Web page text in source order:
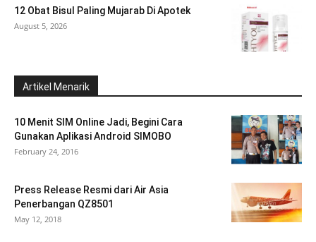
12 Obat Bisul Paling Mujarab Di Apotek
August 5, 2026
Artikel Menarik
10 Menit SIM Online Jadi, Begini Cara
Gunakan Aplikasi Android SIMOBO
February 24, 2016
Press Release Resmi dari Air Asia
Penerbangan QZ8501
May 12, 2018